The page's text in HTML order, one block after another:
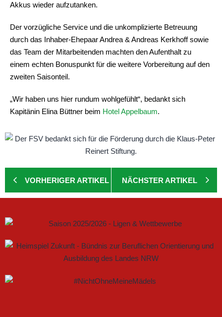
Akkus wieder aufzutanken.
Der vorzügliche Service und die unkomplizierte Betreuung
durch das Inhaber-Ehepaar Andrea & Andreas Kerkhoff sowie
das Team der Mitarbeitenden machten den Aufenthalt zu
einem echten Bonuspunkt für die weitere Vorbereitung auf den
zweiten Saisonteil.
„Wir haben uns hier rundum wohlgefühlt“, bedankt sich
Kapitänin Elina Büttner beim Hotel Appelbaum.
VORHERIGER ARTIKEL NÄCHSTER ARTIKEL